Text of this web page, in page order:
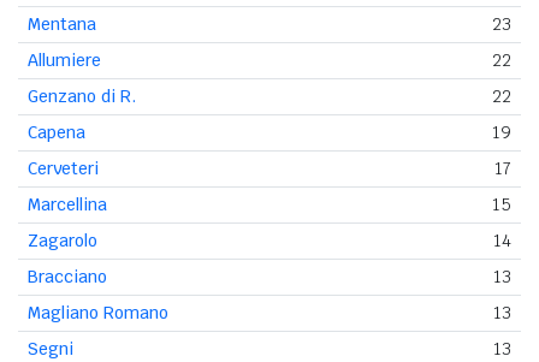
Mentana
23
Allumiere
22
Genzano di R.
22
Capena
19
Cerveteri
17
Marcellina
15
Zagarolo
14
Bracciano
13
Magliano Romano
13
Segni
13